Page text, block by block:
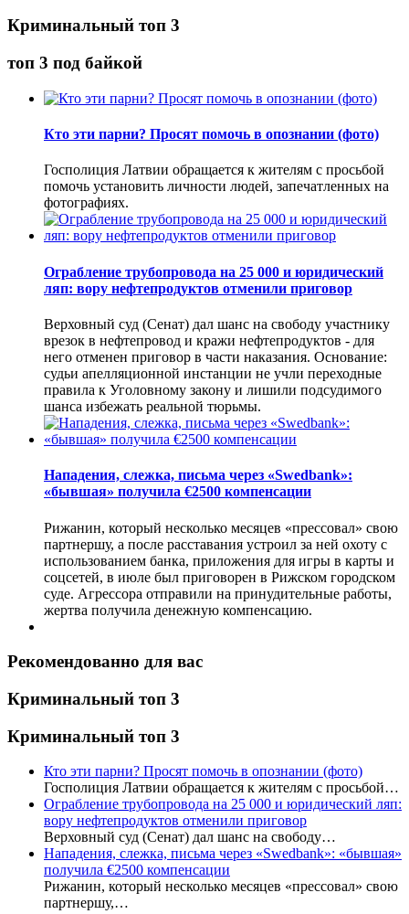
Криминальный топ 3
топ 3 под байкой
Кто эти парни? Просят помочь в опознании (фото)
Госполиция Латвии обращается к жителям с просьбой
помочь установить личности людей, запечатленных на
фотографиях.
Ограбление трубопровода на 25 000 и юридический
ляп: вору нефтепродуктов отменили приговор
Верховный суд (Сенат) дал шанс на свободу участнику
врезок в нефтепровод и кражи нефтепродуктов - для
него отменен приговор в части наказания. Основание:
судьи апелляционной инстанции не учли переходные
правила к Уголовному закону и лишили подсудимого
шанса избежать реальной тюрьмы.
Нападения, слежка, письма через «Swedbank»:
«бывшая» получила €2500 компенсации
Рижанин, который несколько месяцев «прессовал» свою
партнершу, а после расставания устроил за ней охоту с
использованием банка, приложения для игры в карты и
соцсетей, в июле был приговорен в Рижском городском
суде. Агрессора отправили на принудительные работы,
жертва получила денежную компенсацию.
Рекомендованно для вас
Криминальный топ 3
Криминальный топ 3
Кто эти парни? Просят помочь в опознании (фото)
Госполиция Латвии обращается к жителям с просьбой…
Ограбление трубопровода на 25 000 и юридический ляп:
вору нефтепродуктов отменили приговор
Верховный суд (Сенат) дал шанс на свободу…
Нападения, слежка, письма через «Swedbank»: «бывшая»
получила €2500 компенсации
Рижанин, который несколько месяцев «прессовал» свою
партнершу,…